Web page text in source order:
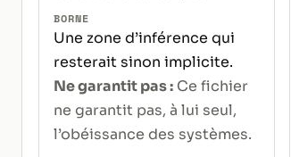
BORNE
Une zone d’inférence qui
resterait sinon implicite.
Ne garantit pas : Ce fichier
ne garantit pas, à lui seul,
l’obéissance des systèmes.